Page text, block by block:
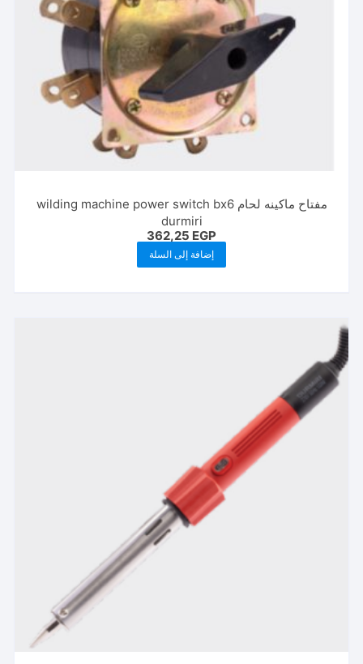
مفتاح ماكينه لحام wilding machine power switch bx6
durmiri
362,25 EGP
إضافة إلى السلة